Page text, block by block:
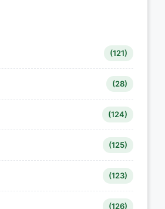
(121)
(28)
(124)
(125)
(123)
(126)